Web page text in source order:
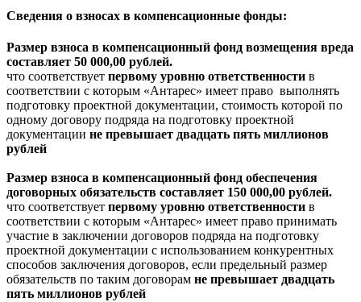
Сведения о взносах в компенсационные фонды:
Размер взноса в компенсационный фонд возмещения вреда
составляет 50 000,00 рублей.
что соответствует первому уровню ответственности в
соответствии с которым «Антарес» имеет право выполнять
подготовку проектной документации, стоимость которой по
одному договору подряда на подготовку проектной
документации не превышает двадцать пять миллионов
рублей
Размер взноса в компенсационный фонд обеспечения
договорных обязательств составляет 150 000,00 рублей.
что соответствует первому уровню ответственности в
соответствии с которым «Антарес» имеет право принимать
участие в заключении договоров подряда на подготовку
проектной документации с использованием конкурентных
способов заключения договоров, если предельный размер
обязательств по таким договорам не превышает двадцать
пять миллионов рублей